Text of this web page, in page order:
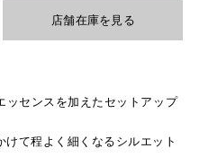
店舗在庫を見る
ッセンスを加えたセットアップ
て程よく細くなるシルエット